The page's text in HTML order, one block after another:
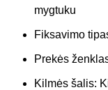
mygtuku
Fiksavimo
Prekės
Kilmės šalis: